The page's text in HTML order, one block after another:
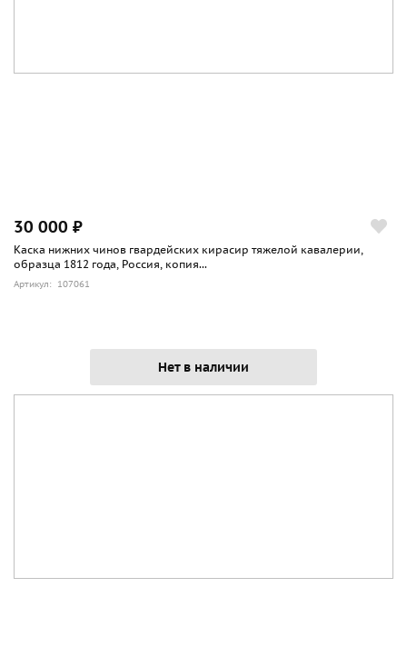
30 000 ₽
Каска нижних чинов гвардейских кирасир тяжелой кавалерии,
образца 1812 года, Россия, копия...
Артикул: 107061
Нет в наличии